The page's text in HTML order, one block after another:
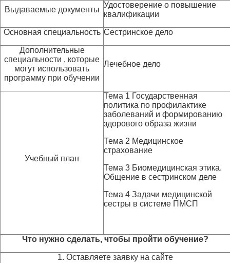
Выдаваемые документы
Удостоверение о повышение
квалификации
Основная специальность Сестринское дело
Дополнительные
специальности , которые
могут использовать
программу при обучении
Лечебное дело
Учебный план
Тема 1 Государственная
политика по профилактике
заболеваний и формированию
здорового образа жизни
Тема 2 Медицинское
страхование
Тема 3 Биомедицинская этика.
Общение в сестринском деле
Тема 4 Задачи медицинской
сестры в системе ПМСП
Что нужно сделать, чтобы пройти обучение?
1. Оставляете заявку на сайте